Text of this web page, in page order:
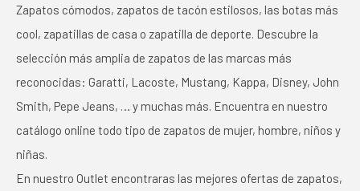
Zapatos cómodos, zapatos de tacón estilosos, las botas más
cool, zapatillas de casa o zapatilla de deporte. Descubre la
selección más amplia de zapatos de las marcas más
reconocidas: Garatti, Lacoste, Mustang, Kappa, Disney, John
Smith, Pepe Jeans, … y muchas más. Encuentra en nuestro
catálogo online todo tipo de zapatos de mujer, hombre, niños y
niñas.
En nuestro Outlet encontraras las mejores ofertas de zapatos,